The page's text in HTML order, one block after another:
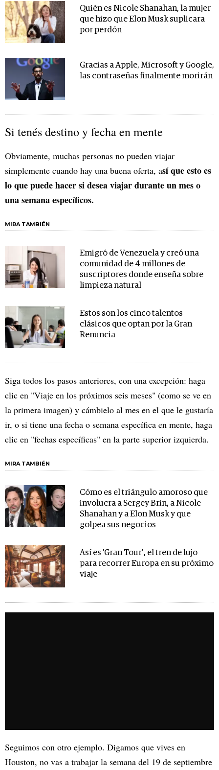
Quién es Nicole Shanahan, la mujer
que hizo que Elon Musk suplicara
por perdón
Gracias a Apple, Microsoft y Google,
las contraseñas finalmente morirán
Si tenés destino y fecha en mente
Obviamente, muchas personas no pueden viajar
simplemente cuando hay una buena oferta, así que esto es
lo que puede hacer si desea viajar durante un mes o
una semana específicos.
MIRA TAMBIÉN
Emigró de Venezuela y creó una
comunidad de 4 millones de
suscriptores donde enseña sobre
limpieza natural
Estos son los cinco talentos
clásicos que optan por la Gran
Renuncia
Siga todos los pasos anteriores, con una excepción: haga
clic en "Viaje en los próximos seis meses" (como se ve en
la primera imagen) y cámbielo al mes en el que le gustaría
ir, o si tiene una fecha o semana específica en mente, haga
clic en "fechas específicas" en la parte superior izquierda.
MIRA TAMBIÉN
Cómo es el triángulo amoroso que
involucra a Sergey Brin, a Nicole
Shanahan y a Elon Musk y que
golpea sus negocios
Así es 'Gran Tour', el tren de lujo
para recorrer Europa en su próximo
viaje
Seguimos con otro ejemplo. Digamos que vives en
Houston, no vas a trabajar la semana del 19 de septiembre